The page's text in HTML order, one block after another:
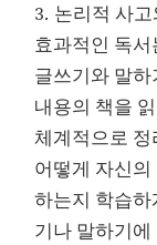
3. 논리적 사
효과적인 독
글쓰기와 말
내용의 책을
체계적으로
어떻게 자신
하는지 학습
기나 말하기